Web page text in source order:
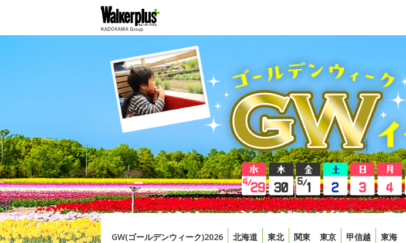
GW(ゴールデンウィーク)2026 北海道 東北 関東 東京 甲信越 東海